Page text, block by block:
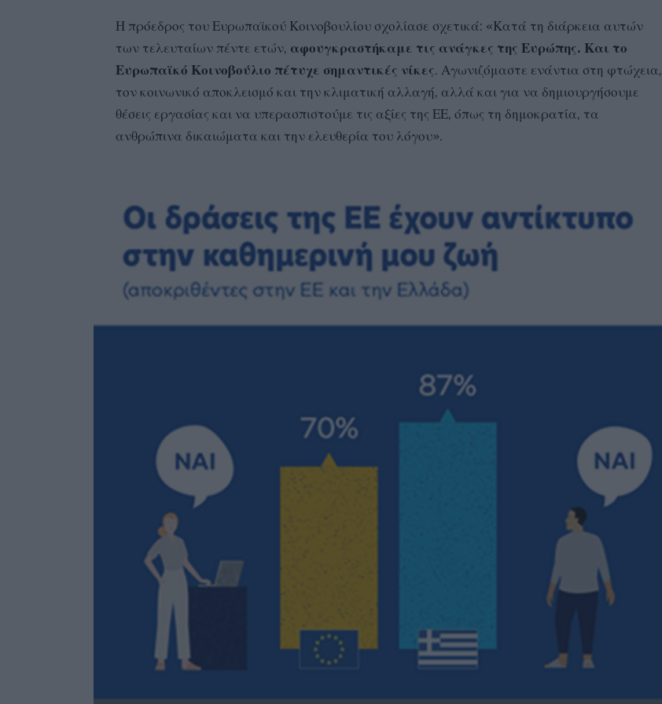
Η πρόεδρος του Ευρωπαϊκού Κοινοβουλίου σχολίασε σχετικά: «Κατά τη διάρκεια αυτών
των τελευταίων πέντε ετών, αφουγκραστήκαμε τις ανάγκες της Ευρώπης. Και το
Ευρωπαϊκό Κοινοβούλιο πέτυχε σημαντικές νίκες. Αγωνιζόμαστε ενάντια στη φτώχεια,
τον κοινωνικό αποκλεισμό και την κλιματική αλλαγή, αλλά και για να δημιουργήσουμε
θέσεις εργασίας και να υπερασπιστούμε τις αξίες της ΕΕ, όπως τη δημοκρατία, τα
ανθρώπινα δικαιώματα και την ελευθερία του λόγου».